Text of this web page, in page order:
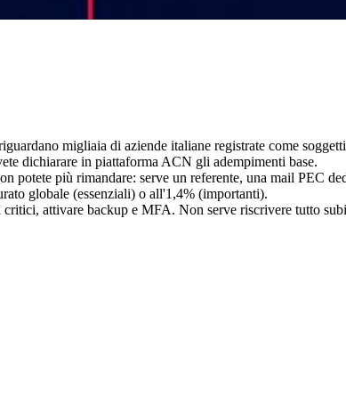
migliaia di aziende italiane registrate come
dichiarare in piattaforma ACN gli adempimenti base.
potete più rimandare: serve un referente, una mail PEC
globale (essenziali) o all'1,4% (importanti).
attivare backup e MFA. Non serve riscrivere tutto